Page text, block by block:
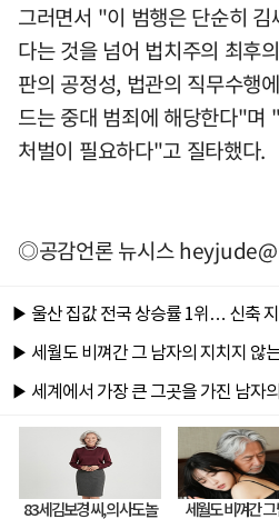
그러면서 "이 범행은 단순히
다는 것을 넘어 법치주의 최후
판의 공정성, 법관의 직무수행
드는 중대 범죄에 해당한다"며
처벌이 필요하다"고 질타했다.
◎공감언론 뉴시스